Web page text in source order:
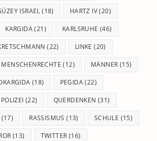
ISRAEL (18) HARTZ IV(20)
KARGIDA(21) KARLSRUHE (46)
(22) LINKE (20)
MENSCHENRECHTE (12) MÄNNER (15)
(18) PEGIDA(22)
POLIZEI (22) QUERDENKEN (31)
(17) RASSISMUS (13) SCHULE (15)
(13) TWITTER (16)